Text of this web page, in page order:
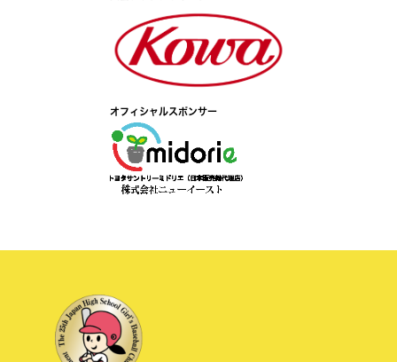
オフィシャルスポンサー